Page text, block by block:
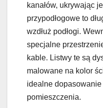
kanałów, ukrywając
przypodłogowe to
wzdłuż podłogi.
specjalne
kable. Listwy te są
malowane na kolor
idealne
pomieszczenia.